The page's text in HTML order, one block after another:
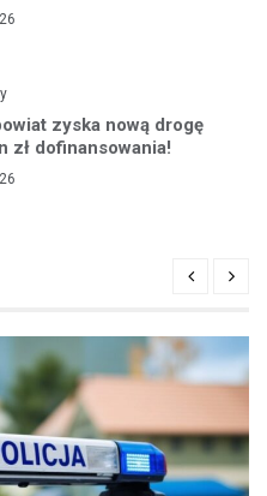
zyska nową drogę
zł dofinansowania!